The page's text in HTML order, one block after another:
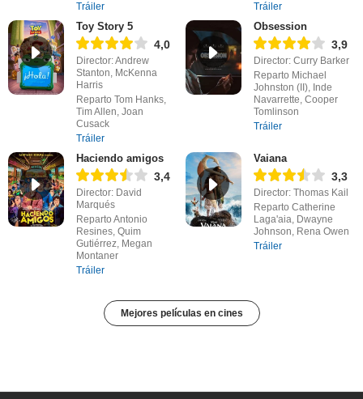
Tráiler
Tráiler
Toy Story 5
4,0
Director: Andrew
Stanton, McKenna
Harris
Reparto Tom Hanks,
Tim Allen, Joan
Cusack
Tráiler
Obsession
3,9
Director: Curry Barker
Reparto Michael
Johnston (II), Inde
Navarrette, Cooper
Tomlinson
Tráiler
Haciendo amigos
3,4
Director: David
Marqués
Reparto Antonio
Resines, Quim
Gutiérrez, Megan
Montaner
Tráiler
Vaiana
3,3
Director: Thomas Kail
Reparto Catherine
Laga'aia, Dwayne
Johnson, Rena Owen
Tráiler
Mejores películas en cines